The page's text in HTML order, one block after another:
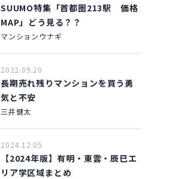
SUUMO特集「首都圏213駅 価格
MAP」どう見る？？
マンションウナギ
2022.09.20
長期売れ残りマンションを買う勇
気と不安
三井健太
2024.12.05
【2024年版】有明・東雲・辰巳エ
リア学区域まとめ